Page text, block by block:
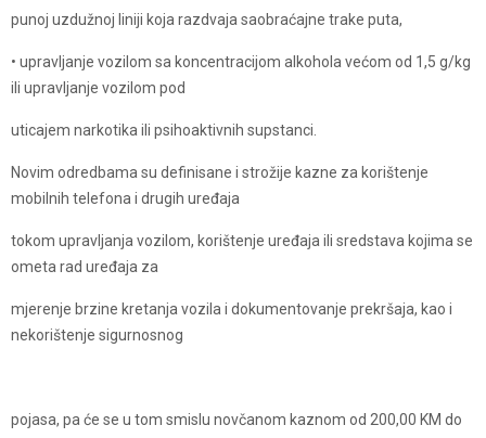
punoj uzdužnoj liniji koja razdvaja saobraćajne trake puta,
• upravljanje vozilom sa koncentracijom alkohola većom od 1,5 g/kg
ili upravljanje vozilom pod
uticajem narkotika ili psihoaktivnih supstanci.
Novim odredbama su definisane i strožije kazne za korištenje
mobilnih telefona i drugih uređaja
tokom upravljanja vozilom, korištenje uređaja ili sredstava kojima se
ometa rad uređaja za
mjerenje brzine kretanja vozila i dokumentovanje prekršaja, kao i
nekorištenje sigurnosnog
pojasa, pa će se u tom smislu novčanom kaznom od 200,00 KM do